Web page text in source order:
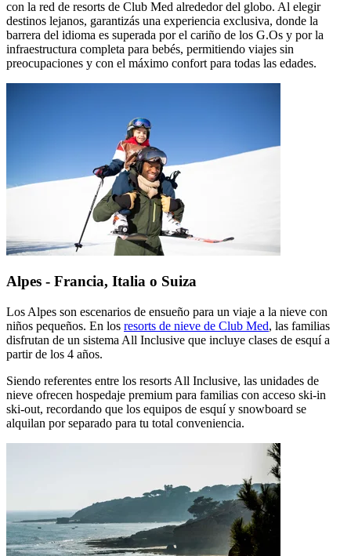
con la red de resorts de Club Med alrededor del globo. Al elegir
destinos lejanos, garantizás una experiencia exclusiva, donde la
barrera del idioma es superada por el cariño de los G.Os y por la
infraestructura completa para bebés, permitiendo viajes sin
preocupaciones y con el máximo confort para todas las edades.
Alpes - Francia, Italia o Suiza
Los Alpes son escenarios de ensueño para un viaje a la nieve con
niños pequeños. En los resorts de nieve de Club Med, las familias
disfrutan de un sistema All Inclusive que incluye clases de esquí a
partir de los 4 años.
Siendo referentes entre los resorts All Inclusive, las unidades de
nieve ofrecen hospedaje premium para familias con acceso ski-in
ski-out, recordando que los equipos de esquí y snowboard se
alquilan por separado para tu total conveniencia.